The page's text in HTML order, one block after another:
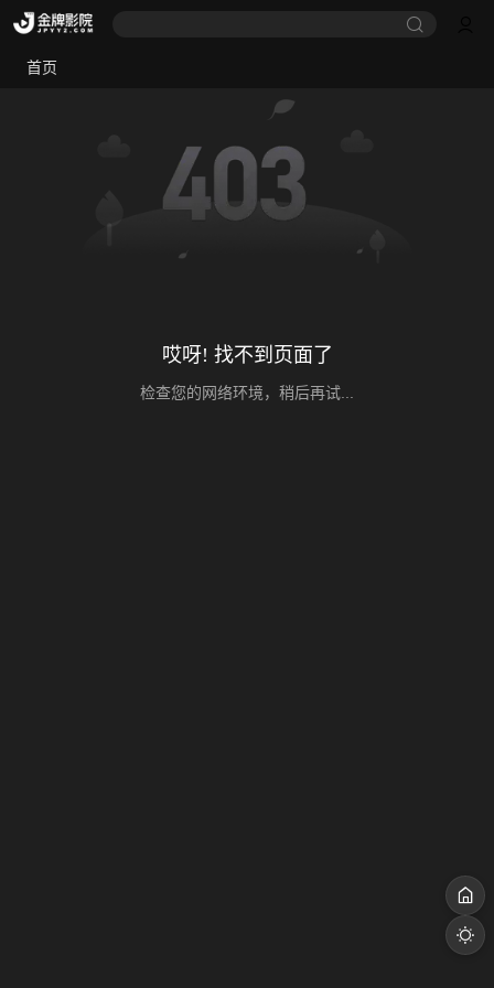
首页
哎呀! 找不到页面了
检查您的网络环境，稍后再试...